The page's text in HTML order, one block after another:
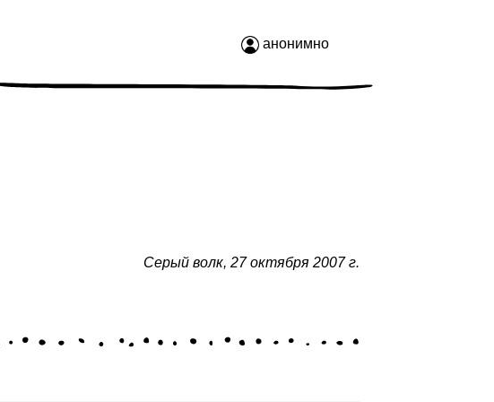
анонимно
Серый волк, 27 октября 2007 г.